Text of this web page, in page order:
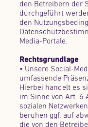
den Betreibern der
durchgeführt
den
Media-Portale.
Rechtsgrundlage
• Unsere Social-
umfassende
Hierbei handelt es
im Sinne von Art. 6
sozialen
beruhen ggf. auf
die von den